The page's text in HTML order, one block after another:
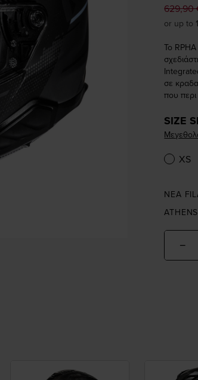
629,90
or up to
Το
σε
που περι
SIZE
XS
NEA
−